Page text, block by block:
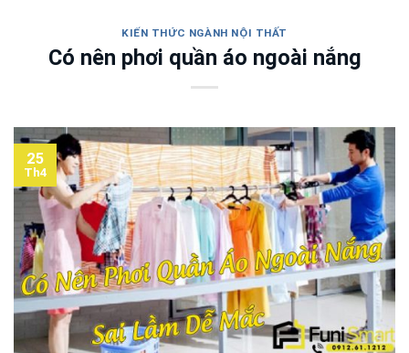
KIẾN THỨC NGÀNH NỘI THẤT
Có nên phơi quần áo ngoài nắng
25
Th4